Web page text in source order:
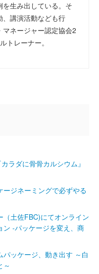
を生み出している。そ
、講演活動なども行
マネージャー認定協会2
トレーナー。
ラダに骨骨カルシウム』
ジネーミングで必ずやる
土佐FBC)にてオンライン
‐パッケージを変え、商
ッケージ、動き出す ～白
～